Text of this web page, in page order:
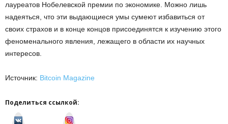
лауреатов Нобелевской премии по экономике. Можно лишь
надеяться, что эти выдающиеся умы сумеют избавиться от
своих страхов и в конце концов присоединятся к изучению этого
феноменального явления, лежащего в области их научных
интересов.
Источник: Bitcoin Magazine
Поделиться ссылкой: